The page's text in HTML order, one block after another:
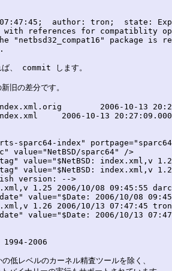
07:47:45;  author: tron;  state:
with references for compatiblity
"netbsd32_compat16" package is
ば、 commit します。
旧の差分です。
20:27:09.000000000 +0900
+0900
sparc64-index"
value="NetBSD/sparc64" />
value="$NetBSD: index.xml,v
value="$NetBSD: index.xml,v
version: -->
1.25 2006/10/08 09:45:55
value="$Date: 2006/10/08
1.26 2006/10/13 07:47:45
value="$Date: 2006/10/13
2006
低レベルのカーネル精査ツールを除く、